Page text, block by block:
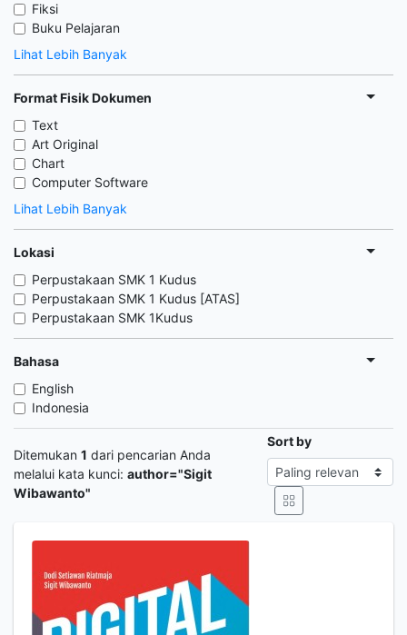
Fiksi
Buku Pelajaran
Lihat Lebih Banyak
Format Fisik Dokumen
Text
Art Original
Chart
Computer Software
Lihat Lebih Banyak
Lokasi
Perpustakaan SMK 1 Kudus
Perpustakaan SMK 1 Kudus [ATAS]
Perpustakaan SMK 1Kudus
Bahasa
English
Indonesia
Ditemukan 1 dari pencarian Anda
melalui kata kunci: author="Sigit
Wibawanto"
Sort by